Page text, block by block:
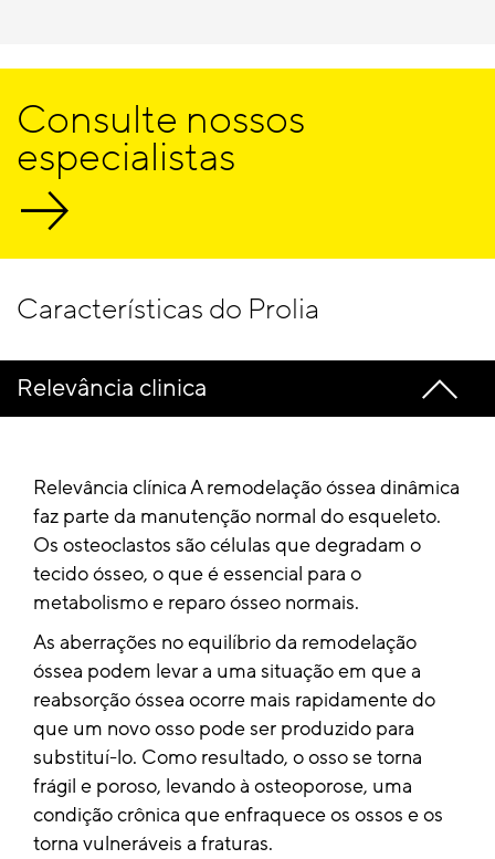
Consulte nossos
especialistas
Características do Prolia
Relevância clinica
Relevância clínica A remodelação óssea dinâmica
faz parte da manutenção normal do esqueleto.
Os osteoclastos são células que degradam o
tecido ósseo, o que é essencial para o
metabolismo e reparo ósseo normais.
As aberrações no equilíbrio da remodelação
óssea podem levar a uma situação em que a
reabsorção óssea ocorre mais rapidamente do
que um novo osso pode ser produzido para
substituí-lo. Como resultado, o osso se torna
frágil e poroso, levando à osteoporose, uma
condição crônica que enfraquece os ossos e os
torna vulneráveis a fraturas.